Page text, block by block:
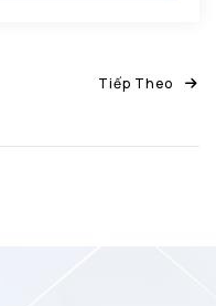
Tiếp Theo